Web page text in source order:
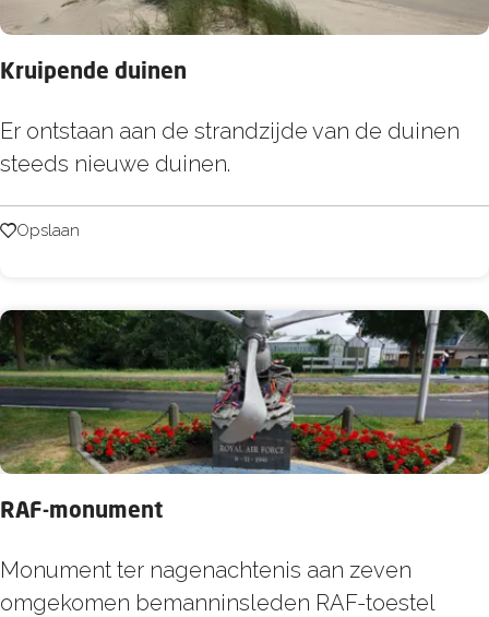
j
k
a
t
D
o
s
Kruipende duinen
K
r
i
n
d
e
d
u
n
e
Er ontstaan aan de strandzijde van de duinen
steeds nieuwe duinen.
Opslaan
Opslaan
RAF-monument
R
A
Monument ter nagenachtenis aan zeven
omgekomen bemanninsleden RAF-toestel